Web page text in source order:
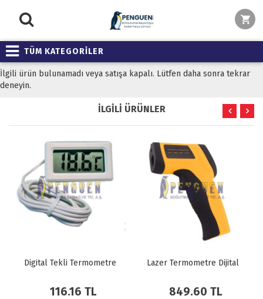
TÜM KATEGORİLER
İlgili ürün bulunamadı veya satışa kapalı. Lütfen daha sonra tekrar
deneyin.
İLGİLİ ÜRÜNLER
Digital Tekli Termometre
116.16 TL
Lazer Termometre Dijital
849.60 TL